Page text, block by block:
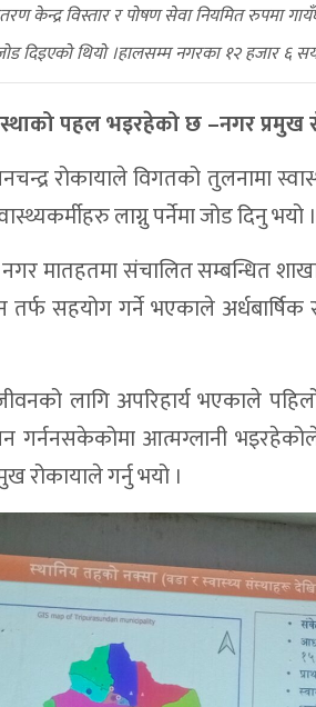
केन्द्र विस्तार र पोषण सेवा नियमित रुपमा
दिइएको थियो ।हालसम्म नगरका १२ हजार ६
पहल भइरहेको छ –नगर प्रमुख
रोकायाले विगतको तुलनामा
लाग्नु पर्नेमा जोड दिनु भयो ।
मातहतमा संचालित सम्बन्धित
तर्फ सहयोग गर्ने भएकाले
लागि अपरिहार्य भएकाले
गर्ननसकेकोमा आत्मग्लानी भइरहेकोले
रोकायाले गर्नु भयो ।